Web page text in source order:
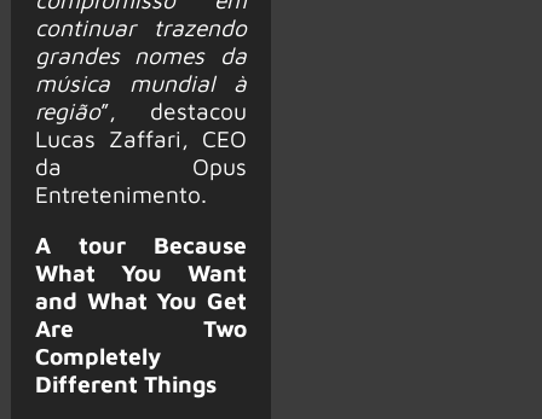
continuar trazendo
grandes nomes da
música mundial à
região”, destacou
Lucas Zaffari, CEO
da Opus
Entretenimento.
A tour Because
What You Want
and What You Get
Are Two
Completely
Different Things